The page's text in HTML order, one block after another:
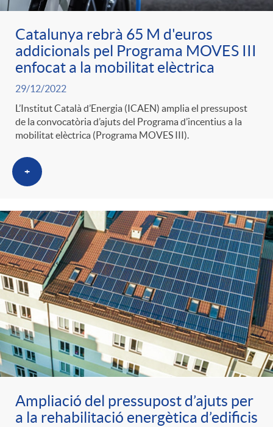
Catalunya rebrà 65 M d'euros
addicionals pel Programa MOVES III
enfocat a la mobilitat elèctrica
29/12/2022
L’Institut Català d’Energia (ICAEN) amplia el pressupost
de la convocatòria d’ajuts del Programa d’incentius a la
mobilitat elèctrica (Programa MOVES III).
+
Ampliació del pressupost d’ajuts per
a la rehabilitació energètica d’edificis